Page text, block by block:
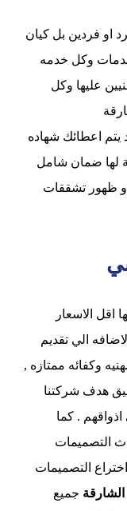
او فردين بل كيان
وكل خدمه
عليها وكل
يتم اعطائك شهاده
لها ضمان شامل
ظهور تشققات
اقل الاسعار
الي تقديم
وكفائه ممتازه ,
هدف شركتنا
. كما
التصميمات
التصميمات
جميع